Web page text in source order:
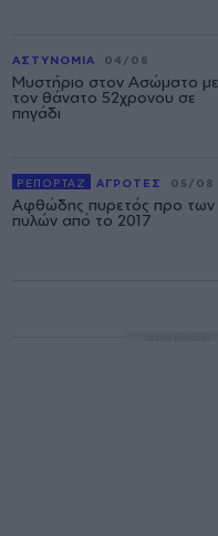
ΑΣΤΥΝΟΜΙΑ 04/08
Μυστήριο στον Ασώματο με
τον θάνατο 52χρονου σε
πηγάδι
ΡΕΠΟΡΤΑΖ ΑΓΡΟΤΕΣ 05/08
Αφθώδης πυρετός προ των
πυλών από το 2017